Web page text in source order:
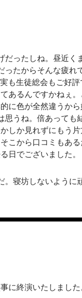
ったしね。昼近く
たからそんな疲れ
も生徒総会もご好
あるんですかねぇ
に色が全然違うか
うね。倍あっても
しか見れずにもう
こから口コミもあ
日でございました。
寝坊しないように
に終演いたしまし